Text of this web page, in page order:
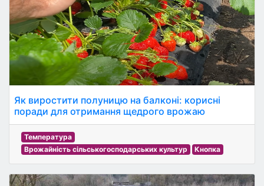
Як виростити полуницю на балконі: корисні
поради для отримання щедрого врожаю
Температура
Врожайність сільськогосподарських культур
Кнопка